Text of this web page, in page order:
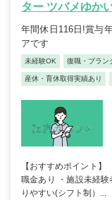
ター ツバメゆか
年間休日116日!賞与
アです
未経験OK 復職・ブラン
産休・育休取得実績あり
【おすすめポイント
職金あり ・施設未経
りやすい(シフト制）...